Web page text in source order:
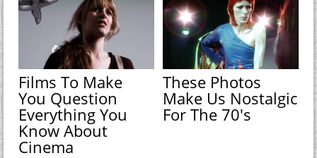
Films To Make
You Question
Everything You
Know About
Cinema
These Photos
Make Us Nostalgic
For The 70's